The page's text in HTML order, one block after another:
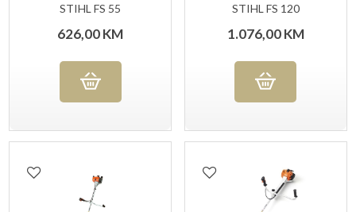
STIHL FS 55
626,00KM
STIHL FS 120
1.076,00KM